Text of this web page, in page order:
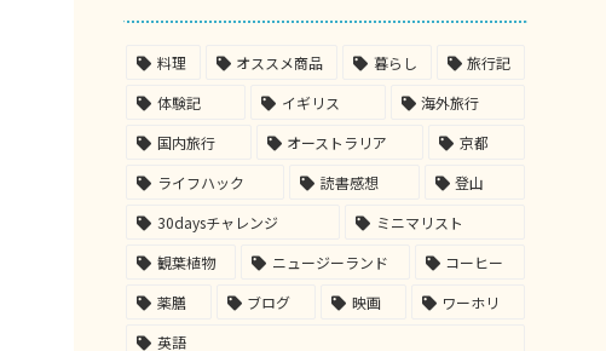
料理 オススメ商品 暮らし
旅行記
体験記
イギリス
海外旅行
国内旅行
オーストラリア
京都
ライフハック
読書感想
登山
30daysチャレンジ
ミニマリスト
観葉植物
ニュージーランド
コーヒー
薬膳
ブログ 映画
ワーホリ
英語